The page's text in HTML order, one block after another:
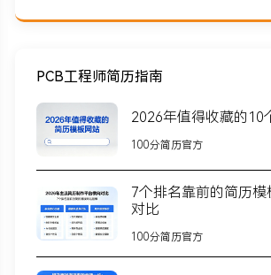
PCB工程师简历指南
2026年值得收藏的10
100分简历官方
7个排名靠前的简历
对比
100分简历官方